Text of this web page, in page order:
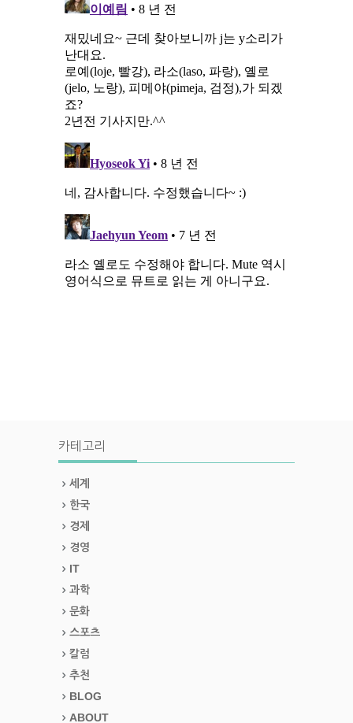
카테고리
세계
한국
경제
경영
IT
과학
문화
스포츠
칼럼
추천
BLOG
ABOUT